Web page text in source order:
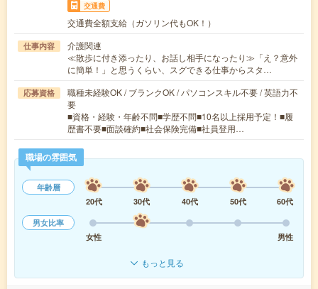
交通費
交通費全額支給（ガソリン代もOK！）
仕事内容
介護関連
≪散歩に付き添ったり、お話し相手になったり≫「え？意外
に簡単！」と思うくらい、スグできる仕事からスタ…
応募資格
職種未経験OK / ブランクOK / パソコンスキル不要 / 英語力不
要
■資格・経験・年齢不問■学歴不問■10名以上採用予定！■履
歴書不要■面談確約■社会保険完備■社員登用…
職場の雰囲気
年齢層
20代
30代 40代 50代
60代
男女比率
女性
男性
もっと見る